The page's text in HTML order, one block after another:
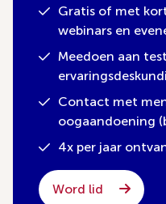
Gratis of met
webinars en
Meedoen aan
Contact met
oogaandoening
4x per jaar
Word lid